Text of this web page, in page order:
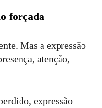
forçada
Mas a expressão
atenção,
expressão